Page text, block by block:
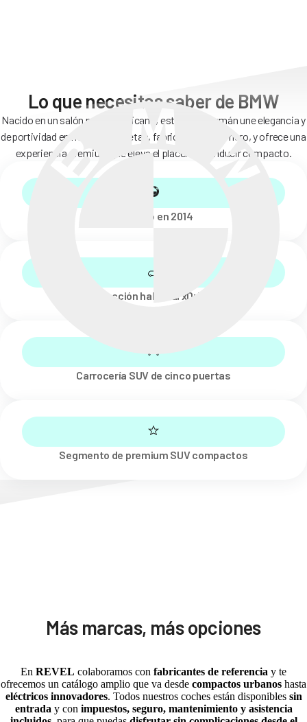
Lo que necesitas saber de BMW
Nacido en un salón norteamericano, este linaje alemán une elegancia y
deportividad en múltiples siluetas, fabricado con esmero, y ofrece una
experiencia premium que eleva el placer de conducir compacto.
Lanzado en 2014
Tracción habitual xDrive
Carrocería SUV de cinco puertas
Segmento de premium SUV compactos
Más marcas, más opciones
En REVEL colaboramos con fabricantes de referencia y te
ofrecemos un catálogo amplio que va desde compactos urbanos hasta
eléctricos innovadores. Todos nuestros coches están disponibles sin
entrada y con impuestos, seguro, mantenimiento y asistencia